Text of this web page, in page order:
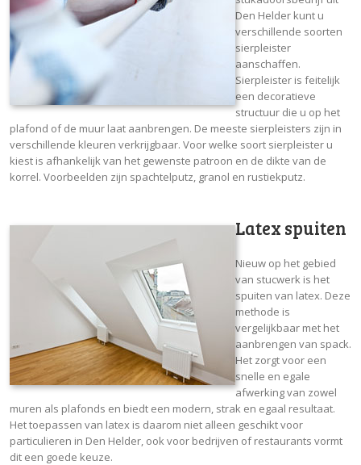
Den Helder kunt u
verschillende soorten
sierpleister
aanschaffen.
Sierpleister is feitelijk
een decoratieve
structuur die u op het
plafond of de muur laat aanbrengen. De meeste sierpleisters zijn in
verschillende kleuren verkrijgbaar. Voor welke soort sierpleister u
kiest is afhankelijk van het gewenste patroon en de dikte van de
korrel. Voorbeelden zijn spachtelputz, granol en rustiekputz.
Latex spuiten
Nieuw op het gebied
van stucwerk is het
spuiten van latex. Deze
methode is
vergelijkbaar met het
aanbrengen van spack.
Het zorgt voor een
snelle en egale
afwerking van zowel
muren als plafonds en biedt een modern, strak en egaal resultaat.
Het toepassen van latex is daarom niet alleen geschikt voor
particulieren in Den Helder, ook voor bedrijven of restaurants vormt
dit een goede keuze.